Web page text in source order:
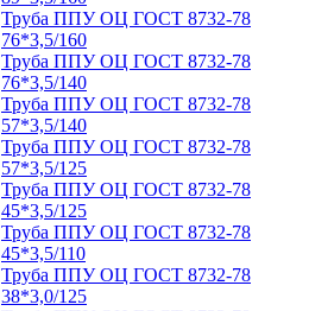
Труба ППУ ОЦ ГОСТ 8732-78
76*3,5/160
Труба ППУ ОЦ ГОСТ 8732-78
76*3,5/140
Труба ППУ ОЦ ГОСТ 8732-78
57*3,5/140
Труба ППУ ОЦ ГОСТ 8732-78
57*3,5/125
Труба ППУ ОЦ ГОСТ 8732-78
45*3,5/125
Труба ППУ ОЦ ГОСТ 8732-78
45*3,5/110
Труба ППУ ОЦ ГОСТ 8732-78
38*3,0/125